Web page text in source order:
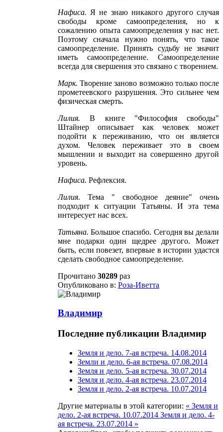
Нафиса. Я не знаю никакого другого случая
свободы кроме самоопределения, но к
сожалению опыта самоопределения у нас нет.
Поэтому сначала нужно понять, что такое
самоопределение. Принять судьбу не значит
иметь самоопределение. Самоопределение
всегда для свершения это связано с творением.
Марк.Творение заново возможно только после
прометеевского разрушения. Это сильнее чем
физическая смерть.
Лилия.В книге "Философия свободы"
Штайнер описывает как человек может
подойти к переживанию, что он является
духом. Человек переживает это в своем
мышлении и выходит на совершенно другой
уровень.
Нафиса. Рефлексия.
Лилия. Тема " свободное деяние" очень
подходит к ситуации Татьяны. И эта тема
интересует нас всех.
Татьяна.Большое спасибо. Сегодня вы делали
мне подарки один щедрее другого. Может
быть, если повезет, впервые в истории удастся
сделать свободное самоопределение.
Прочитано 30289 раз
Опубликовано в: Роза-Иветта
Владимир
Последние публикации Владимир
Земля и дело. 7-ая встреча. 14.08.2014
Земли и дело. 6-ая встреча. 07.08.2014
Земля и дело. 5-ая встреча. 30.07.2014
Земля и дело. 4-ая встреча. 23.07.2014
Земля и дело. 2-ая встреча. 10.07.2014
Другие материалы в этой категории: « Земля и
дело. 2-ая встреча. 10.07.2014 Земля и дело. 4-
ая встреча. 23.07.2014 »